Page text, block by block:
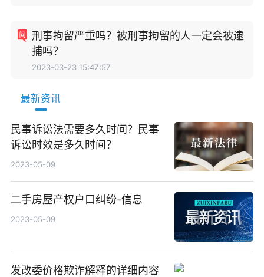
刑事拘留严重吗？被刑事拘留的人一定会被逮
捕吗？
2023-03-23 15:47:57
最新资讯
民事诉讼法需要多久时间？民事
诉讼时效是多久时间？
2023-05-09
二手房屋产权户口纠纷-信息
2023-05-09
发改委价格欺诈解释的详细内容